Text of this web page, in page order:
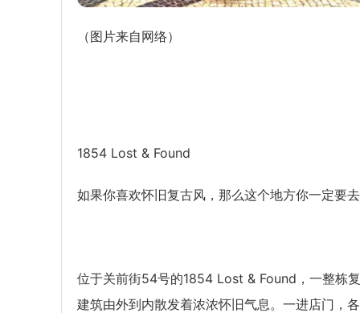
（图片来自网络）
1854 Lost & Found
如果你喜欢怀旧复古风，那么这个地方你一定要
位于关前街54号的1854 Lost & Found，一整栋
建筑由外到内散发着浓浓怀旧气息。一进店门，